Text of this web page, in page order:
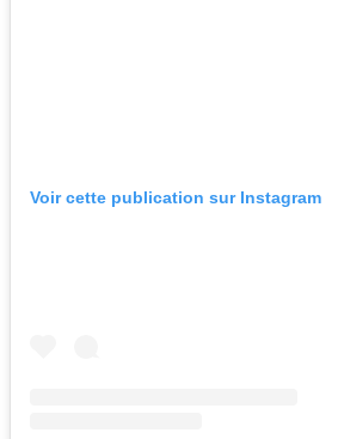
Voir cette publication sur Instagram